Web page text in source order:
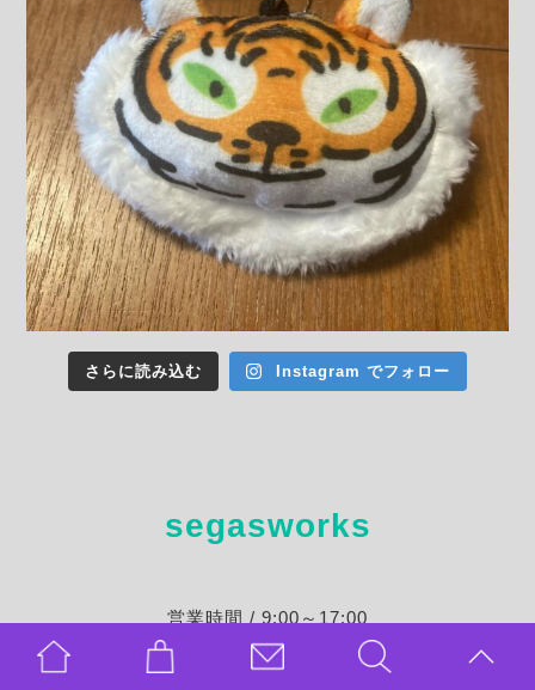
segasworks
営業時間 / 9:00～17:00
定休日 / 不定休
さらに読み込む Instagram でフォロー